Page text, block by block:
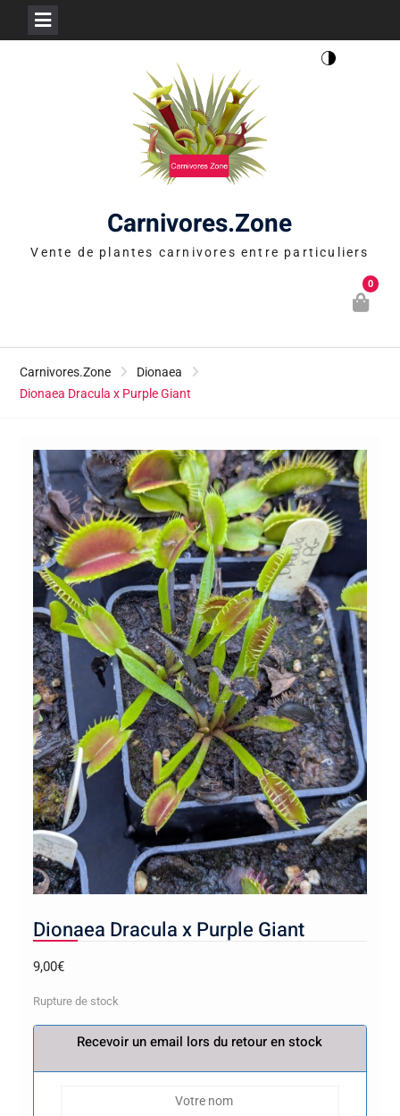
Carnivores.Zone
Vente de plantes carnivores entre particuliers
0
Carnivores.Zone
Dionaea
Dionaea Dracula x Purple Giant
Dionaea Dracula x Purple Giant
9,00€
Rupture de stock
Recevoir un email lors du retour en stock